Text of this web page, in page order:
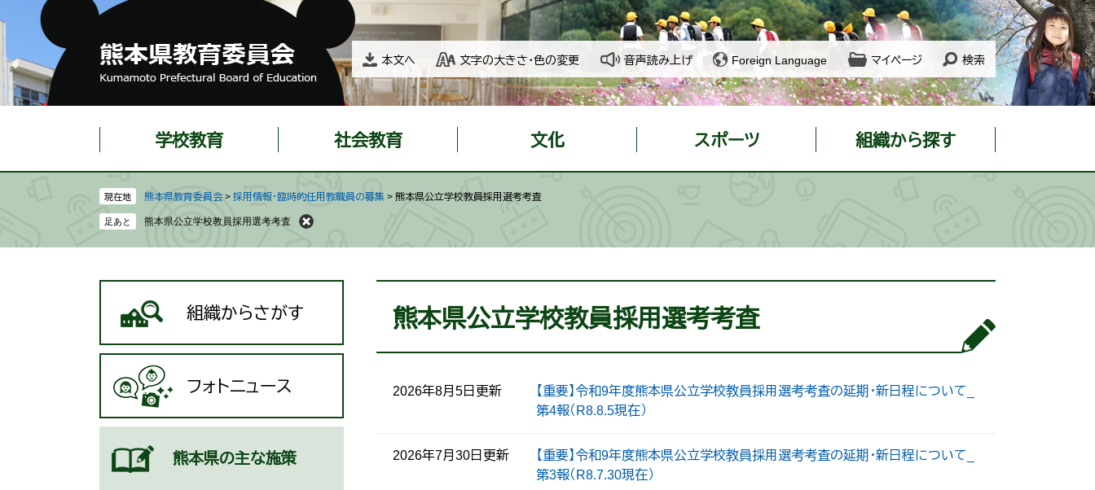
の
頭
ー
飛
本文へ 文字の大きさ・色の変更 音声読み上げ Foreign Language マイページ 検索
学校教育 社会教育 文化 スポーツ 組織から探す
現在地 熊本県教育委員会 > 採用情報・臨時的任用教職員の募集 > 熊本県公立学校教員採用選考考査
熊本県公立学校教員採用選考考査
熊本県公立学校教員採用選考考査
2026年8月5日更新
【重要】令和9年度熊本県公立学校教員採用選考考査の延期・新日程について_
第4報（R8.8.5現在）
2026年7月30日更新
【重要】令和9年度熊本県公立学校教員採用選考考査の延期・新日程について_
第3報（R8.7.30現在）
組織からさがす
フォトニュース
熊本県の主な施策